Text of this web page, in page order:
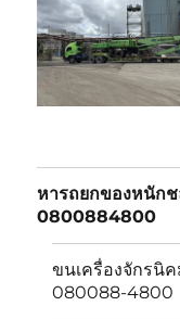
หารถยกของหนัก
0800884800
ขนเครื่องจักรนิ
080088-4800